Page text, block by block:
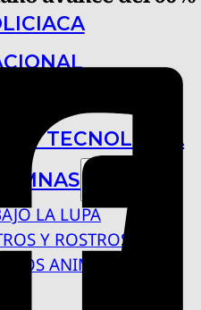
Y TECNOLOGÍA
LA LUPA
Y ROSTROS
ANIMALES